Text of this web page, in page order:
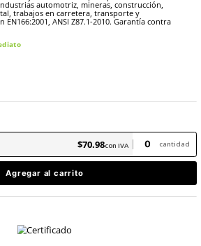
DermaCare. Lentes de seguridad
tintura gris para proteger de la luz
y curvo, con cobertura completa y
y filtro UV. Ideal para
en industrias automotriz, mineras,
trabajos en carretera, transporte
inmediato
3.
chalecos
7.
overol
8.
arnes
10. cascos